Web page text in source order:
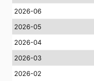
2026-06
2026-05
2026-04
2026-03
2026-02